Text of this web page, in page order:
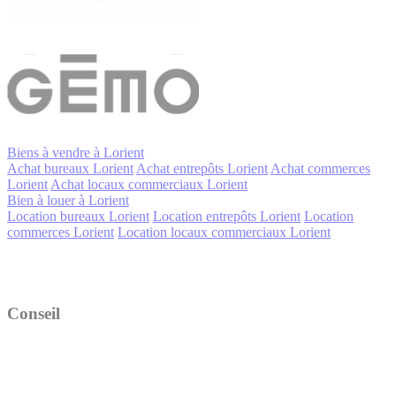
Biens à vendre à Lorient
Achat bureaux Lorient Achat entrepôts Lorient Achat commerces
Lorient Achat locaux commerciaux Lorient
Bien à louer à Lorient
Location bureaux Lorient Location entrepôts Lorient Location
commerces Lorient Location locaux commerciaux Lorient
Conseil